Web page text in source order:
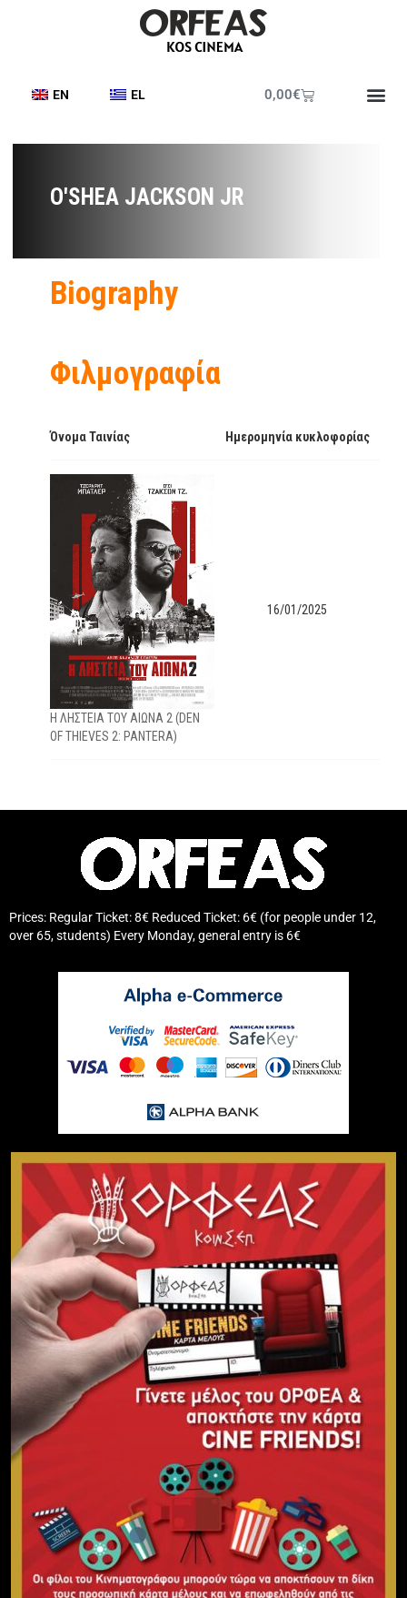
EN EL 0,00€
O'SHEA JACKSON JR
Biography
Φιλμογραφία
Όνομα Ταινίας Ημερομηνία κυκλοφορίας
Η ΛΗΣΤΕΙΑ ΤΟΥ ΑΙΩΝΑ 2 (DEN
OF THIEVES 2: PANTERA)
16/01/2025
Prices: Regular Ticket: 8€ Reduced Ticket: 6€ (for people under 12,
over 65, students) Every Monday, general entry is 6€